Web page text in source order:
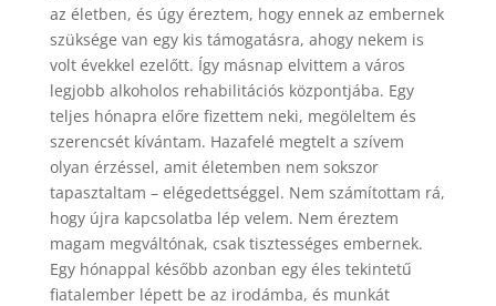
az életben, és úgy éreztem, hogy ennek az embernek
szüksége van egy kis támogatásra, ahogy nekem is
volt évekkel ezelőtt. Így másnap elvittem a város
legjobb alkoholos rehabilitációs központjába. Egy
teljes hónapra előre fizettem neki, megöleltem és
szerencsét kívántam. Hazafelé megtelt a szívem
olyan érzéssel, amit életemben nem sokszor
tapasztaltam – elégedettséggel. Nem számítottam rá,
hogy újra kapcsolatba lép velem. Nem éreztem
magam megváltónak, csak tisztességes embernek.
Egy hónappal később azonban egy éles tekintetű
fiatalember lépett be az irodámba, és munkát